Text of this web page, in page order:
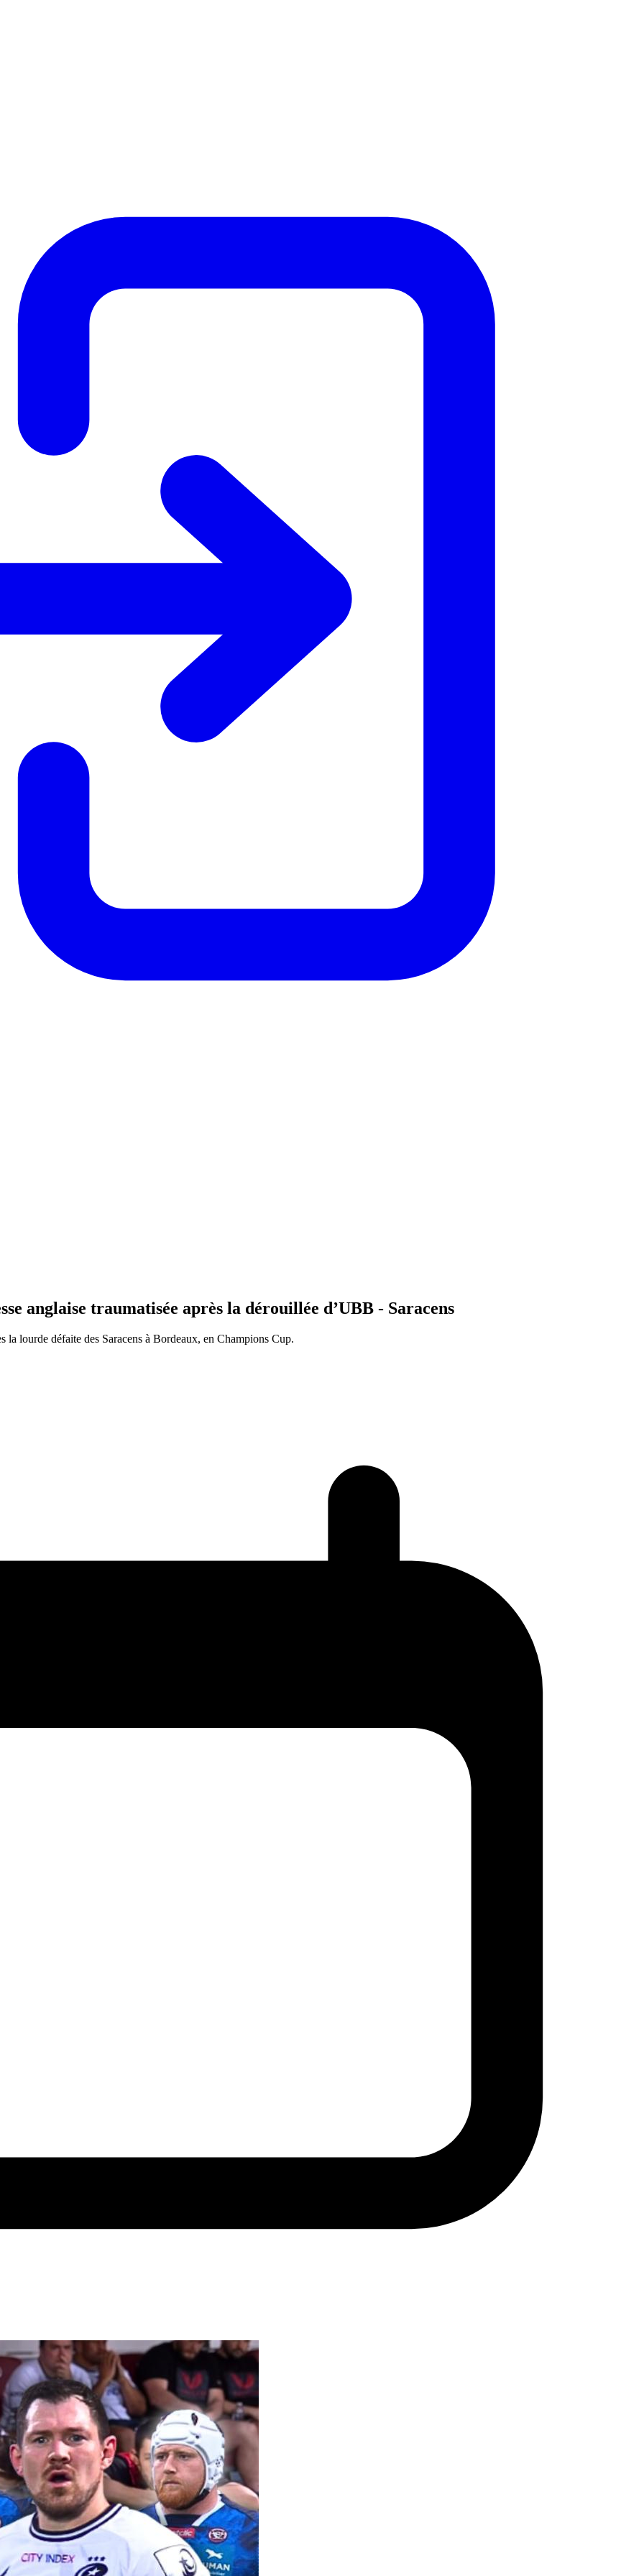
anglaise traumatisée après la dérouillée d’UBB - Saracens
la lourde défaite des Saracens à Bordeaux, en Champions Cup.